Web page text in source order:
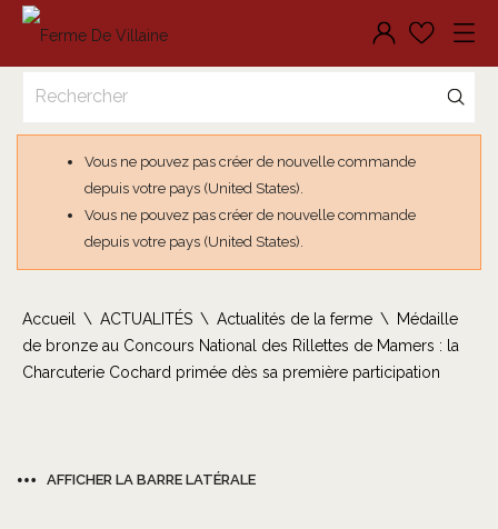
Vous ne pouvez pas créer de nouvelle commande
depuis votre pays (United States).
Vous ne pouvez pas créer de nouvelle commande
depuis votre pays (United States).
Accueil ACTUALITÉS Actualités de la ferme
Médaille
de bronze au Concours National des Rillettes de Mamers : la
Charcuterie Cochard primée dès sa première participation
AFFICHER LA BARRE LATÉRALE